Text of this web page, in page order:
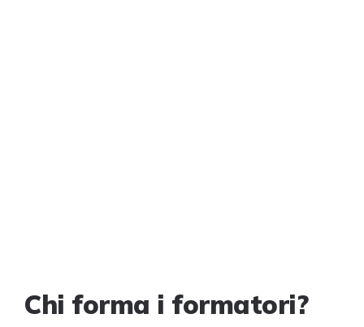
Chi forma i formatori?